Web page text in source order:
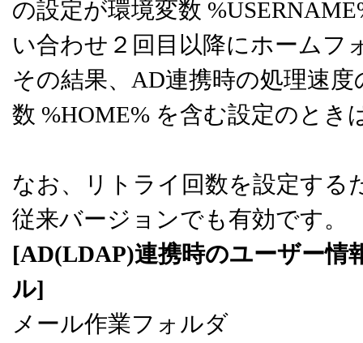
の設定が環境変数
い合わせ２回目以降にホームフ
その結果、AD連携時の処理速
数 %HOME% を含む設定のとき
なお、リトライ回数を設定する
従来バージョンでも有効です。
[AD(LDAP)連携時のユーザー情
ル]
メール作業フォルダ